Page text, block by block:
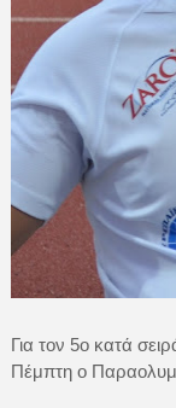
Για τον 5ο κατά
Πέμπτη ο